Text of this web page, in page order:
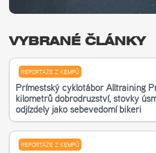
VYBRANÉ ČLÁNKY
REPORTÁŽE Z KEMPŮ
Příměstský cyklotábor Alltraining
kilometrů dobrodružství, stovky
odjížděly jako sebevědomí bikeři
REPORTÁŽE Z KEMPŮ